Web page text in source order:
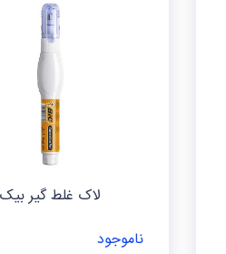
لاک غلط گیر بیک
ناموجود